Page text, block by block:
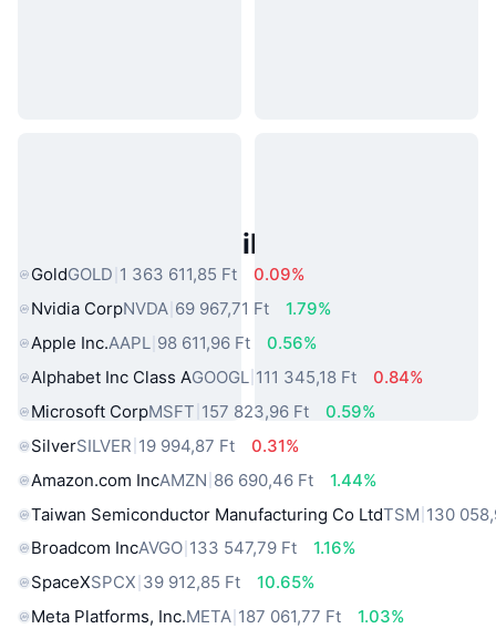
Népszerű Való Világbeli Eszközök
GoldGOLD 1 363 611,85 Ft
0.09%
Nvidia CorpNVDA 69 967,71 Ft
1.79%
Apple Inc.AAPL 98 611,96 Ft
0.56%
Alphabet Inc Class AGOOGL 111 345,18 Ft
0.84%
Microsoft CorpMSFT 157 823,96 Ft
0.59%
SilverSILVER 19 994,87 Ft
0.31%
Amazon.com IncAMZN 86 690,46 Ft
1.44%
Taiwan Semiconductor Manufacturing Co LtdTSM 130
Broadcom IncAVGO 133 547,79 Ft
1.16%
SpaceXSPCX 39 912,85 Ft
10.65%
Meta Platforms, Inc.META 187 061,77 Ft
1.03%